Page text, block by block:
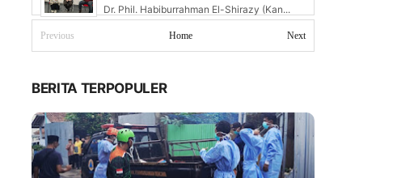
Dr. Phil. Habiburrahman El-Shirazy (Kan...
Previous Next
Home
BERITA TERPOPULER